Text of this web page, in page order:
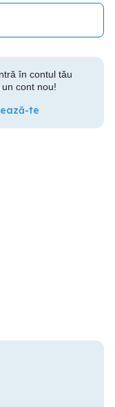
în contul tău
cont nou!
te